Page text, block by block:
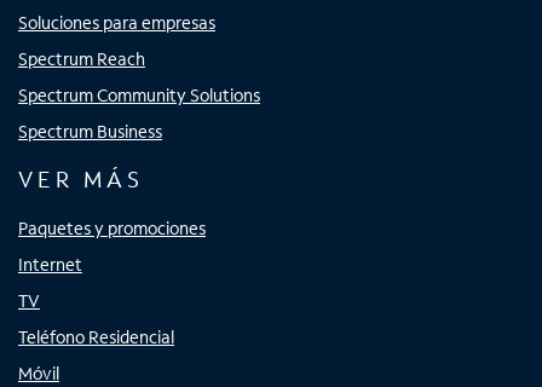
Soluciones para empresas
Spectrum Reach
Spectrum Community Solutions
Spectrum Business
VER MÁS
Paquetes y promociones
Internet
TV
Teléfono Residencial
Móvil